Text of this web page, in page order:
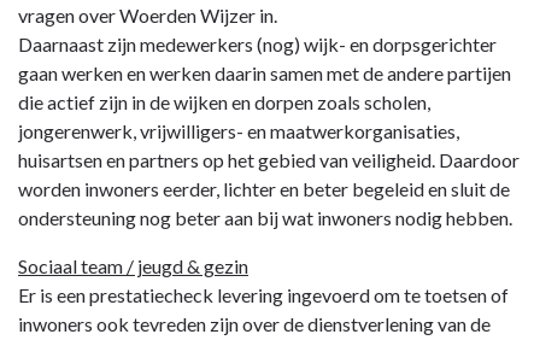
vragen over Woerden Wijzer in.
Daarnaast zijn medewerkers (nog) wijk- en dorpsgerichter
gaan werken en werken daarin samen met de andere partijen
die actief zijn in de wijken en dorpen zoals scholen,
jongerenwerk, vrijwilligers- en maatwerkorganisaties,
huisartsen en partners op het gebied van veiligheid. Daardoor
worden inwoners eerder, lichter en beter begeleid en sluit de
ondersteuning nog beter aan bij wat inwoners nodig hebben.
Sociaal team / jeugd & gezin
Er is een prestatiecheck levering ingevoerd om te toetsen of
inwoners ook tevreden zijn over de dienstverlening van de